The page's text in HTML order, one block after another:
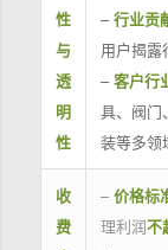
性
与
透
明
性
–行业贡
用户揭露
–客户行
具、阀门
装等多领
收
费
– 价格标
理利润不